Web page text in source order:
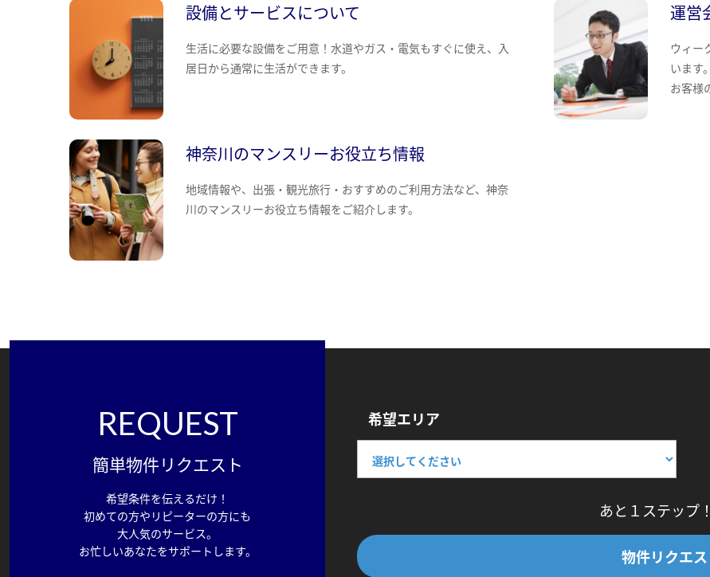
設備とサービスについて
生活に必要な設備をご用意！水道やガス・電気もすぐに使え、入
居日から通常に生活ができます。
運営
ウィー
います。
お客様
神奈川のマンスリーお役立ち情報
地域情報や、出張・観光旅行・おすすめのご利用方法など、神奈
川のマンスリーお役立ち情報をご紹介します。
REQUEST
簡単物件リクエスト
希望条件を伝えるだけ！
初めての方やリピーターの方にも
大人気のサービス。
お忙しいあなたをサポートします。
希望エリア
あと１ステップ
物件リクエ